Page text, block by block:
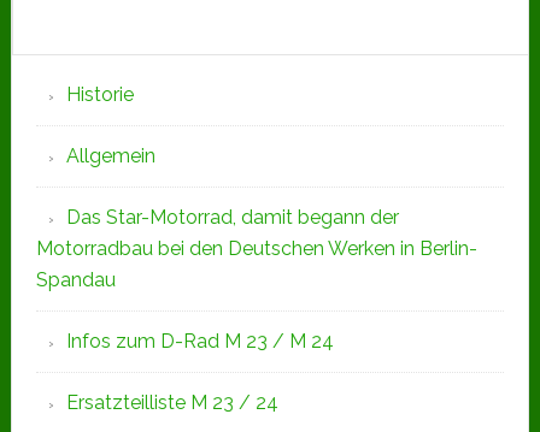
Seitenspalte
Historie
Allgemein
Das Star-Motorrad, damit begann der
Motorradbau bei den Deutschen Werken in Berlin-
Spandau
Infos zum D-Rad M 23 / M 24
Ersatzteilliste M 23 / 24